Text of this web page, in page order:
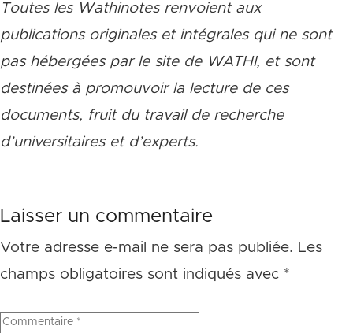
Toutes les Wathinotes renvoient aux
publications originales et intégrales qui ne sont
pas hébergées par le site de WATHI, et sont
destinées à promouvoir la lecture de ces
documents, fruit du travail de recherche
d’universitaires et d’experts.
Laisser un commentaire
Votre adresse e-mail ne sera pas publiée. Les
champs obligatoires sont indiqués avec *